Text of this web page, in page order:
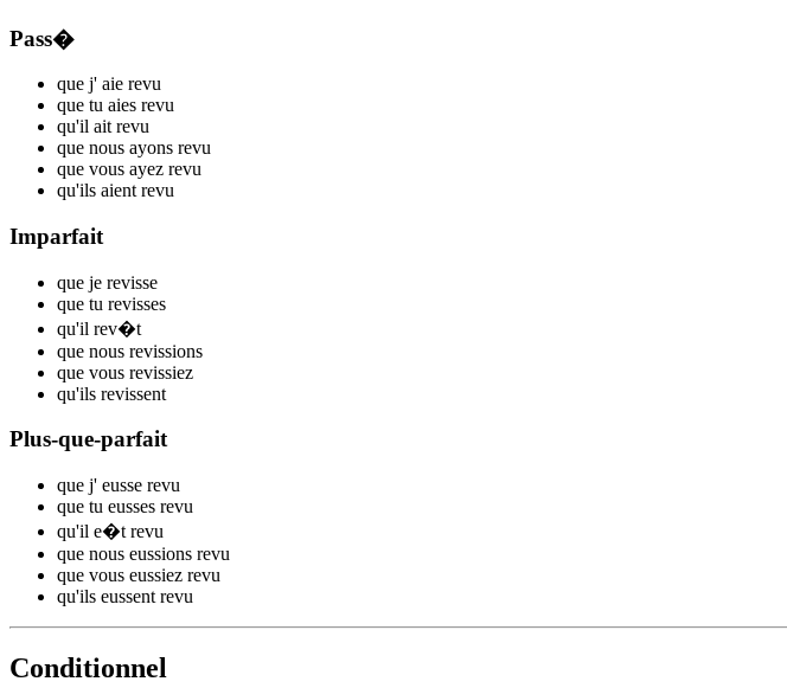
Pass�
que j' aie revu
que tu aies revu
qu'il ait revu
que nous ayons revu
que vous ayez revu
qu'ils aient revu
Imparfait
que je revisse
que tu revisses
qu'il rev�t
que nous revissions
que vous revissiez
qu'ils revissent
Plus-que-parfait
que j' eusse revu
que tu eusses revu
qu'il e�t revu
que nous eussions revu
que vous eussiez revu
qu'ils eussent revu
Conditionnel